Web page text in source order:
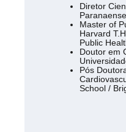
Diretor
Master of
Harvard
Public
Doutor em
Pós
School /